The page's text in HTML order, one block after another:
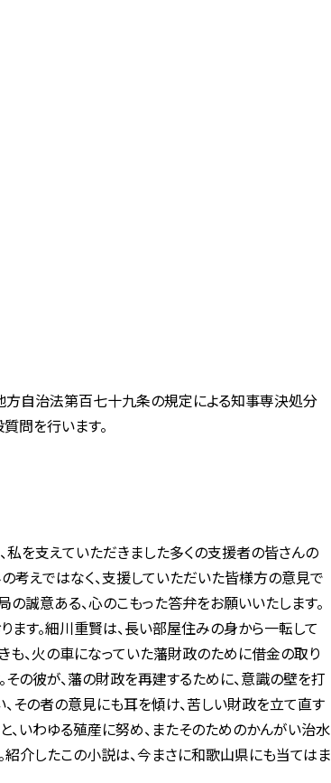
自治法第百七十九条の規定による知事専決処分
問を行います。
を支えていただきました多くの支援者の皆さんの
考えではなく、支援していただいた皆様方の意見で
誠意ある、心のこもった答弁をお願いいたします。
ます。細川重賢は、長い部屋住みの身から一転して
も、火の車になっていた藩財政のために借金の取り
の彼が、藩の財政を再建するために、意識の壁を打
その者の意見にも耳を傾け、苦しい財政を立て直す
、いわゆる殖産に努め、またそのためのかんがい治水
介したこの小説は、今まさに和歌山県にも当てはま